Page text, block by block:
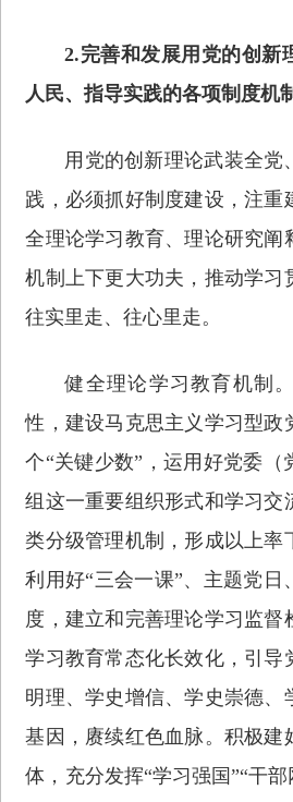
2.完善和发展用党的创新
人民、指导实践的各项制度机
用党的创新理论武装全党
践，必须抓好制度建设，注重
全理论学习教育、理论研究阐
机制上下更大功夫，推动学习
往实里走、往心里走。
健全理论学习教育机制
性，建设马克思主义学习型政
个“关键少数”，运用好党委（
组这一重要组织形式和学习交
类分级管理机制，形成以上率
利用好“三会一课”、主题党日
度，建立和完善理论学习监督
学习教育常态化长效化，引导
明理、学史增信、学史崇德、
基因，赓续红色血脉。积极建
体，充分发挥“学习强国”“干